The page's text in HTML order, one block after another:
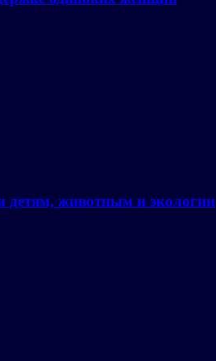
детям, животным и экологии